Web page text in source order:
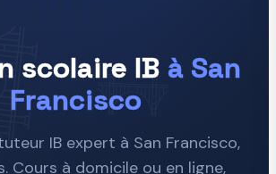
scolaire IB à San
Francisco
IB expert à San Francisco,
Cours à domicile ou en ligne,